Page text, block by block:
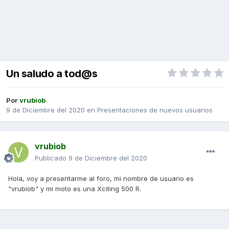
Un saludo a tod@s
Porvrubiob
9 de Diciembre del 2020 en Presentaciones de nuevos usuarios
vrubiob
Publicado 9 de Diciembre del 2020
Hola, voy a presentarme al foro, mi nombre de usuario es
"vrubiob" y mi moto es una Xciting 500 R.